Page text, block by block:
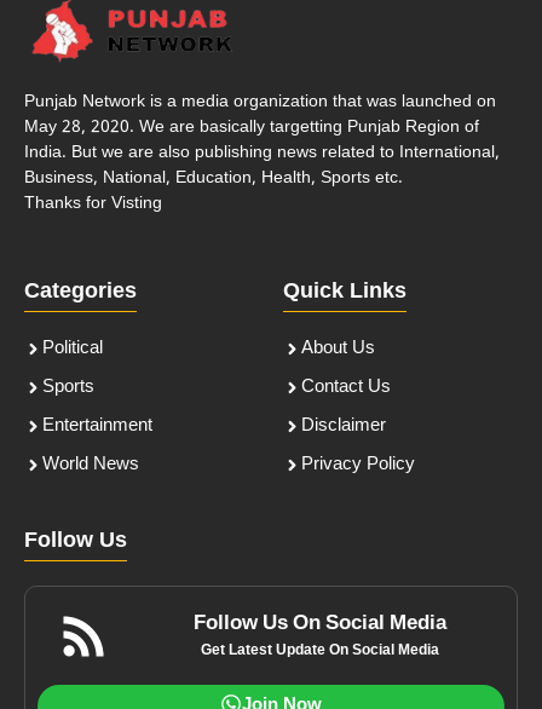
Punjab Network is a media organization that was launched on
May 28, 2020. We are basically targetting Punjab Region of
India. But we are also publishing news related to International,
Business, National, Education, Health, Sports etc.
Thanks for Visting
Categories
Political
Sports
Entertainment
World News
Quick Links
About Us
Contact Us
Disclaimer
Privacy Policy
Follow Us
Follow Us On Social Media
Get Latest Update On Social Media